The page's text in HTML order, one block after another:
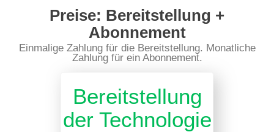
Preise: Bereitstellung +
Abonnement
Einmalige Zahlung für die Bereitstellung. Monatliche
Zahlung für ein Abonnement.
Bereitstellung
der Technologie